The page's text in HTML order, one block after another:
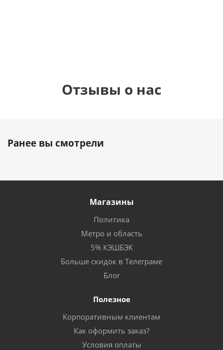
Отзывы о нас
Ранее вы смотрели
Магазины
Политика
Метро и область
5% КЭШБЭК
Больше скидок в Телеграме
Блог
Полезное
Корпоративным клиентам
Как оформить заказ?
Условия оплаты